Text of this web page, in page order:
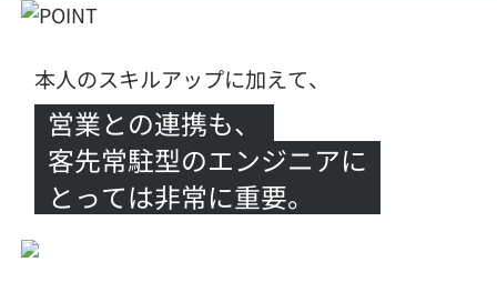
本人のスキルアップに加えて、
営業との連携も、
客先常駐型のエンジニアに
とっては非常に重要。